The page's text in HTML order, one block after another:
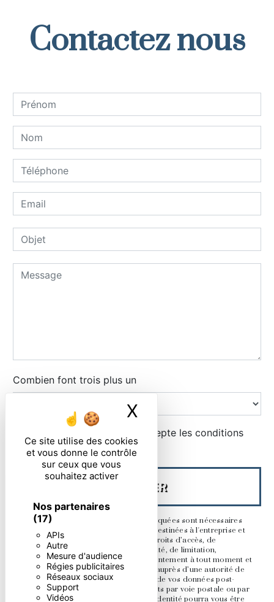
Ce site utilise des cookies
et vous donne le contrôle
sur ceux que vous
souhaitez activer
Nos partenaires
(17)
APIs
Autre
Mesure d'audience
Régies publicitaires
Réseaux sociaux
Support
Vidéos
X Masquer le
Contactez nous
Combien font trois plus un
En cochant cette case, j'accepte les conditions
particulières ci-dessous **
ENVOYER
** Les données personnelles communiquées sont nécessaires
aux fins de vous contacter. Elles sont destinées à l'entreprise et
ses sous-traitants. Vous disposez de droits d’accès, de
rectification, d’effacement, de portabilité, de limitation,
d’opposition, de retrait de votre consentement à tout moment et
du droit d’introduire une réclamation auprès d’une autorité de
contrôle, ainsi que d’organiser le sort de vos données post-
mortem. Vous pouvez exercer ces droits par voie postale ou par
courrier électronique. Un justificatif d'identité pourra vous être